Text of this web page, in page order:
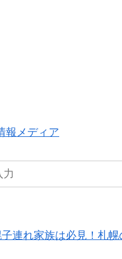
子連れ家族は必見！札